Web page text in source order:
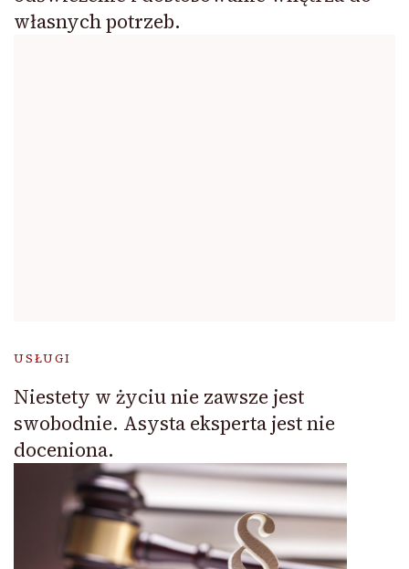
własnych potrzeb.
USŁUGI
Niestety w życiu nie zawsze jest
swobodnie. Asysta eksperta jest nie
doceniona.